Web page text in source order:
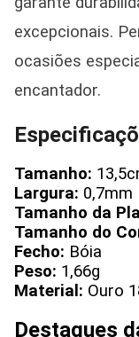
excepcionais.
ocasiões
encantador.
Tamanho:
Largura: 0,7mm
Tamanho da
Tamanho do
Fecho: Bóia
Peso: 1,66g
Material: Ouro
Destaques